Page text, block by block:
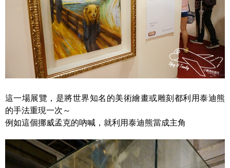
這一場展覽，是將世界知名的美術繪畫或雕刻都利用泰迪熊
的手法重現一次～
例如這個挪威孟克的吶喊，就利用泰迪熊當成主角